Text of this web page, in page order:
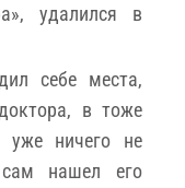
удалился в
себе места,
в тоже
уже ничего не
нашел его